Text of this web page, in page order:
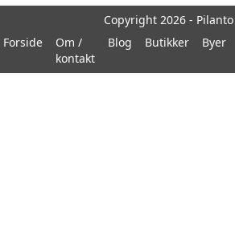
Copyright 2026 - Pilanto
Forside
Om /
kontakt
Blog Butikker Byer